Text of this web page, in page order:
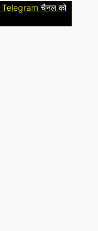
Telegram चैनल को